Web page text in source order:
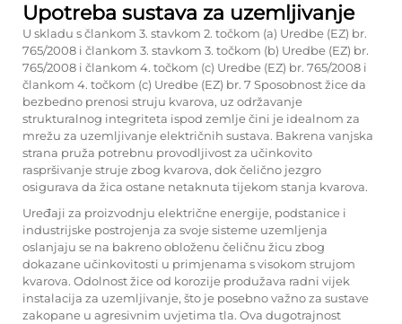
Upotreba sustava za uzemljivanje
U skladu s člankom 3. stavkom 2. točkom (a) Uredbe (EZ) br.
765/2008 i člankom 3. stavkom 3. točkom (b) Uredbe (EZ) br.
765/2008 i člankom 4. točkom (c) Uredbe (EZ) br. 765/2008 i
člankom 4. točkom (c) Uredbe (EZ) br. 7 Sposobnost žice da
bezbedno prenosi struju kvarova, uz održavanje
strukturalnog integriteta ispod zemlje čini je idealnom za
mrežu za uzemljivanje električnih sustava. Bakrena vanjska
strana pruža potrebnu provodljivost za učinkovito
raspršivanje struje zbog kvarova, dok čelično jezgro
osigurava da žica ostane netaknuta tijekom stanja kvarova.
Uređaji za proizvodnju električne energije, podstanice i
industrijske postrojenja za svoje sisteme uzemljenja
oslanjaju se na bakreno obloženu čeličnu žicu zbog
dokazane učinkovitosti u primjenama s visokom strujom
kvarova. Odolnost žice od korozije produžava radni vijek
instalacija za uzemljivanje, što je posebno važno za sustave
zakopane u agresivnim uvjetima tla. Ova dugotrajnost